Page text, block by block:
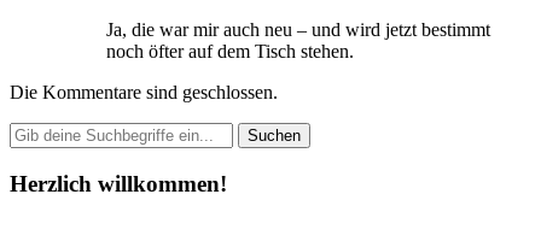
Ja, die war mir auch neu – und wird jetzt bestimmt
noch öfter auf dem Tisch stehen.
Die Kommentare sind geschlossen.
Herzlich willkommen!